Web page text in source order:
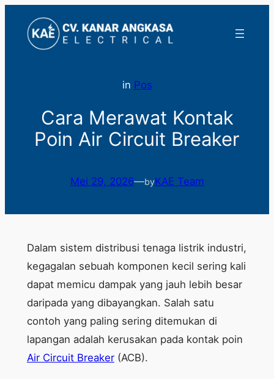
konten
in Pos
Cara Merawat Kontak
Poin Air Circuit Breaker
Mei 29, 2026—byKAE Team
Dalam sistem distribusi tenaga listrik industri,
kegagalan sebuah komponen kecil sering kali
dapat memicu dampak yang jauh lebih besar
daripada yang dibayangkan. Salah satu
contoh yang paling sering ditemukan di
lapangan adalah kerusakan pada kontak poin
Air Circuit Breaker(ACB).